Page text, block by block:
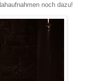
noch dazu!